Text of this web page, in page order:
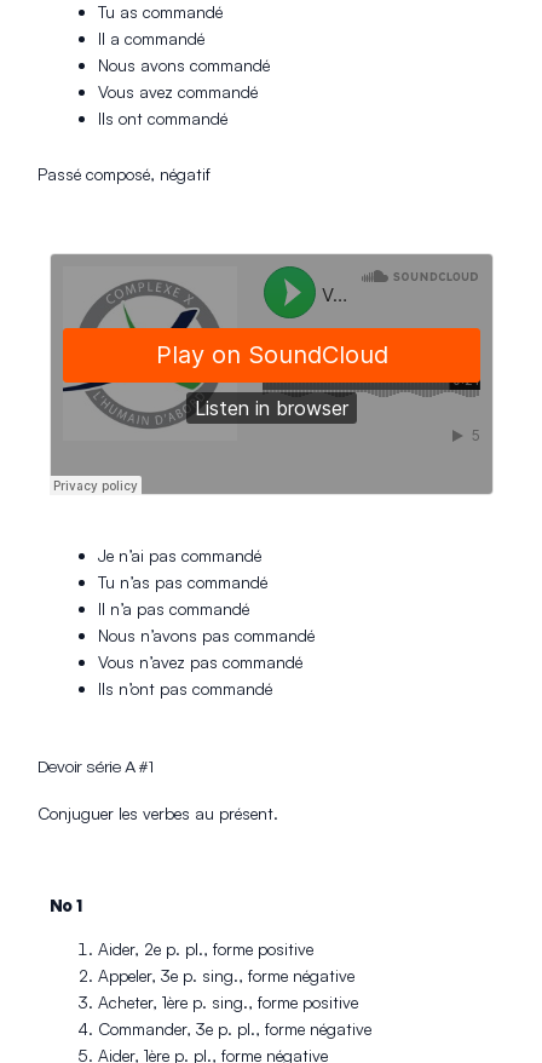
Tu as commandé
Il a commandé
Nous avons commandé
Vous avez commandé
Ils ont commandé
Passé composé, négatif
Je n’ai pas commandé
Tu n’as pas commandé
Il n’a pas commandé
Nous n’avons pas commandé
Vous n’avez pas commandé
Ils n’ont pas commandé
Devoir série A #1
Conjuguer les verbes au présent.
No 1
Aider, 2e p. pl., forme positive
Appeler, 3e p. sing., forme négative
Acheter, 1ère p. sing., forme positive
Commander, 3e p. pl., forme négative
Aider, 1ère p. pl., forme négative